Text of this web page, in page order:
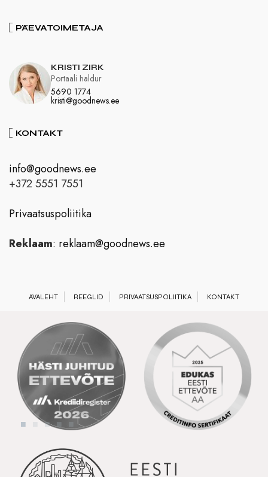
PÄEVATOIMETAJA
KRISTI ZIRK
5690 1774
kristi@goodnews.ee
Portaali haldur
KONTAKT
info@goodnews.ee
+372 5551 7551
Privaatsuspoliitika
Reklaam: reklaam@goodnews.ee
AVALEHT REEGLID PRIVAATSUSPOLIITIKA KONTAKT